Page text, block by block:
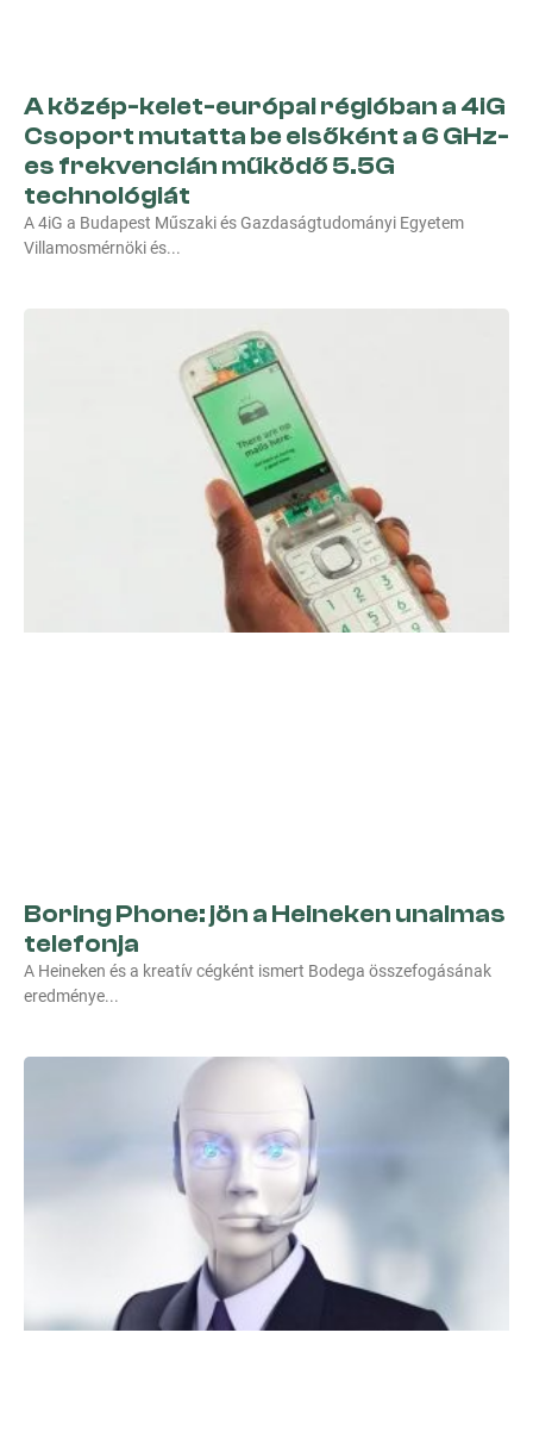
A közép-kelet-európai régióban a 4iG
Csoport mutatta be elsőként a 6 GHz-
es frekvencián működő 5.5G
technológiát
A 4iG a Budapest Műszaki és Gazdaságtudományi Egyetem
Villamosmérnöki és
Boring Phone: jön a Heineken unalmas
telefonja
A Heineken és a kreatív cégként ismert Bodega összefogásának
eredménye